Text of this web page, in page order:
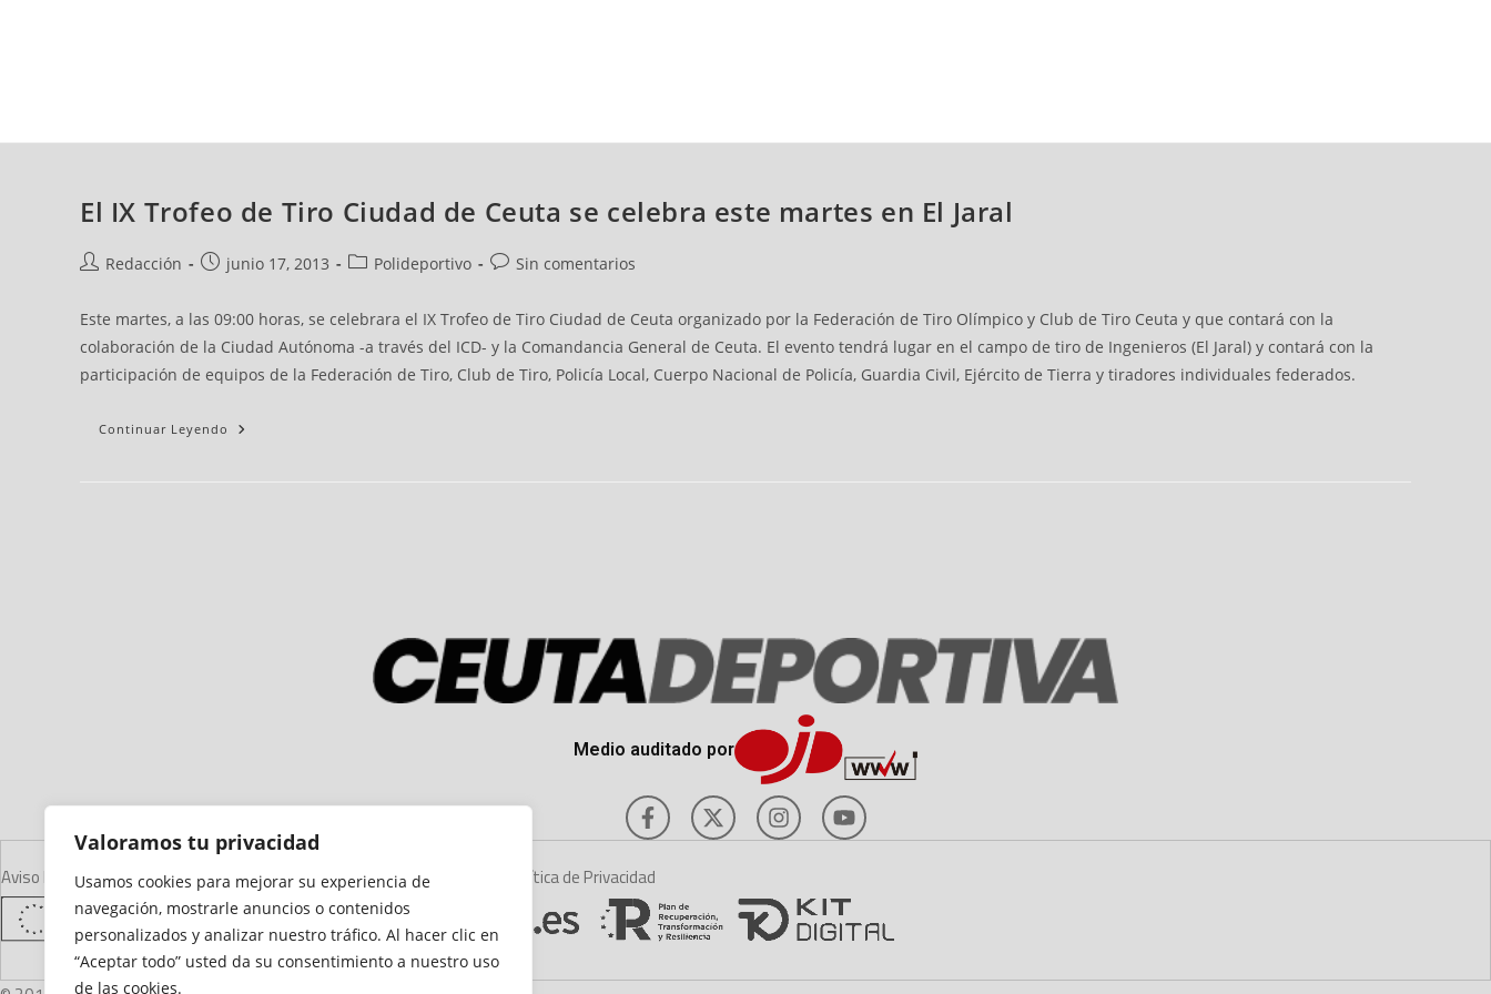
Valoramos tu privacidad
Usamos cookies para mejorar su experiencia de
navegación, mostrarle anuncios o contenidos
personalizados y analizar nuestro tráfico. Al hacer clic en
“Aceptar todo” usted da su consentimiento a nuestro uso
de las cookies.
El IX Trofeo de Tiro Ciudad de Ceuta se celebra este martes en El Jaral
Redacción junio 17, 2013 Polideportivo Sin comentarios
Este martes, a las 09:00 horas, se celebrara el IX Trofeo de Tiro Ciudad de Ceuta organizado por la Federación de Tiro Olímpico y Club de Tiro Ceuta y que contará con la
colaboración de la Ciudad Autónoma -a través del ICD- y la Comandancia General de Ceuta. El evento tendrá lugar en el campo de tiro de Ingenieros (El Jaral) y contará con la
participación de equipos de la Federación de Tiro, Club de Tiro, Policía Local, Cuerpo Nacional de Policía, Guardia Civil, Ejército de Tierra y tiradores individuales federados.
Continuar Leyendo
Medio auditado por
Aviso LegalDeclaración de AccesibilidadMapa del SitioPolítica de Cookies Política de Privacidad